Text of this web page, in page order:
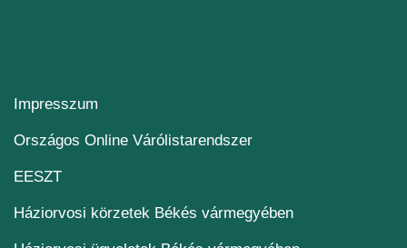
Impresszum
Országos Online Várólistarendszer(új ablakban nyílik
EESZT(új ablakban nyílik meg)
Háziorvosi körzetek Békés vármegyében